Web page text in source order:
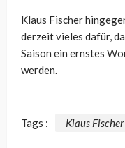
Klaus Fischer
derzeit vieles dafür,
Saison ein ernstes
werden.
Tags : Klaus Fischer